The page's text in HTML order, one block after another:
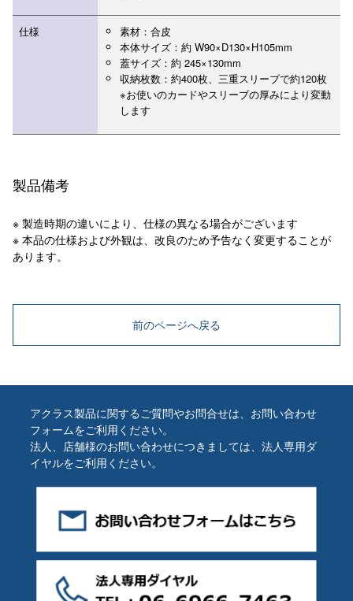
仕様
素材：合皮
本体サイズ：約 W90×D130×H105mm
蓋サイズ：約 245×130mm
収納枚数：約400枚、三重スリーブで約120枚
※お使いのカードやスリーブの厚みにより変動
します
製品備考
※ 製造時期の違いにより、仕様の異なる場合がございます
※ 本品の仕様および外観は、改良のため予告なく変更することが
あります。
前のページへ戻る
アクラス製品に関するご質問やお問合せは、お問い合わせ
フォームをご利用ください。
法人、店舗様のお問い合わせにつきましては、法人専用ダ
イヤルをご利用ください。